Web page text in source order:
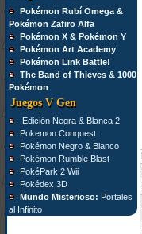
Pokémon Rubí Omega &
Pokémon Zafiro Alfa
Pokémon X & Pokémon Y
Pokémon Art Academy
Pokémon Link Battle!
The Band of Thieves & 1000
Pokémon
Juegos V Gen
Edición Negra & Blanca 2
Pokemon Conquest
Pokémon Negro & Blanco
Pokémon Rumble Blast
PokéPark 2 Wii
Pokédex 3D
Mundo Misterioso: Portales
al Infinito